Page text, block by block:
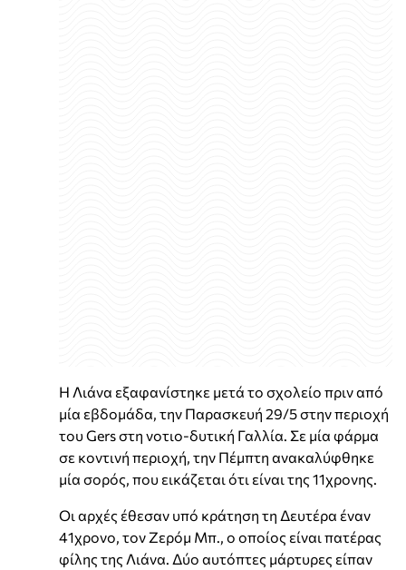
Η Λιάνα εξαφανίστηκε μετά το σχολείο πριν από
μία εβδομάδα, την Παρασκευή 29/5 στην περιοχή
του Gers στη νοτιο-δυτική Γαλλία. Σε μία φάρμα
σε κοντινή περιοχή, την Πέμπτη ανακαλύφθηκε
μία σορός, που εικάζεται ότι είναι της 11χρονης.
Οι αρχές έθεσαν υπό κράτηση τη Δευτέρα έναν
41χρονο, τον Ζερόμ Μπ., ο οποίος είναι πατέρας
φίλης της Λιάνα. Δύο αυτόπτες μάρτυρες είπαν